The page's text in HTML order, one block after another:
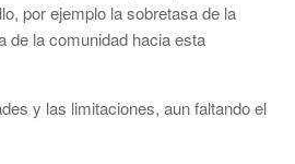
por ejemplo la sobretasa de la
de la comunidad hacia esta
y las limitaciones, aun faltando el